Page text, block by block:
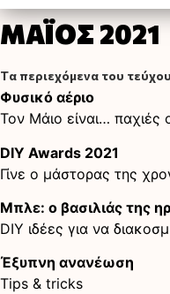
ΜΑΪΟΣ 2021
Tα περιεχόμενα του
Φυσικό αέριο
Τον Μάιο είναι… παχιές
DIY Awards 2021
Γίνε ο μάστορας της
Μπλε: ο βασιλιάς της
DIY ιδέες για να
Έξυπνη ανανέωση
Tips & tricks